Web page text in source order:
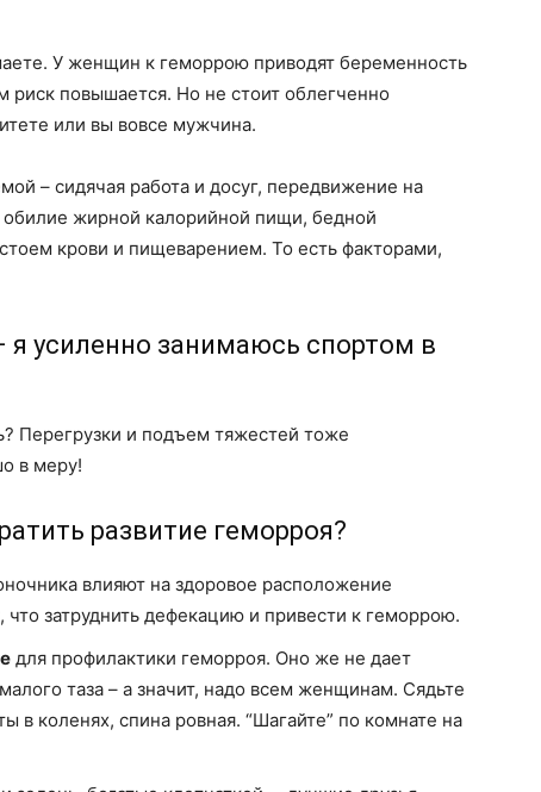
У женщин к геморрою приводят беременность
повышается. Но не стоит облегченно
или вы вовсе мужчина.
– сидячая работа и досуг, передвижение на
жирной калорийной пищи, бедной
крови и пищеварением. То есть факторами,
я усиленно занимаюсь спортом в
Перегрузки и подъем тяжестей тоже
в меру!
развитие геморроя?
влияют на здоровое расположение
затруднить дефекацию и привести к геморрою.
для профилактики геморроя. Оно же не дает
таза – а значит, надо всем женщинам. Сядьте
в коленях, спина ровная. “Шагайте” по комнате на